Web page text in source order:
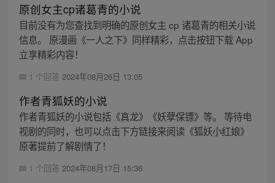
原创女主cp诸葛青的小说
目前没有为您查找到明确的原创女主 cp 诸葛青的相关小说
信息。 原漫画《一人之下》同样精彩，点击按钮下载 App
立享精彩内容！
1 个回答 2024年08月26日 13:05
作者青狐妖的小说
作者青狐妖的小说包括《真龙》《妖孽保镖》等。 等待电
视剧的同时，也可以点击下方链接来阅读《狐妖小红娘》
原著提前了解剧情了！
1 个回答 2024年08月17日 15:36